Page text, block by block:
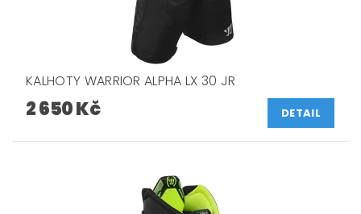
KALHOTY WARRIOR ALPHA LX 30 JR
2 650 Kč DETAIL